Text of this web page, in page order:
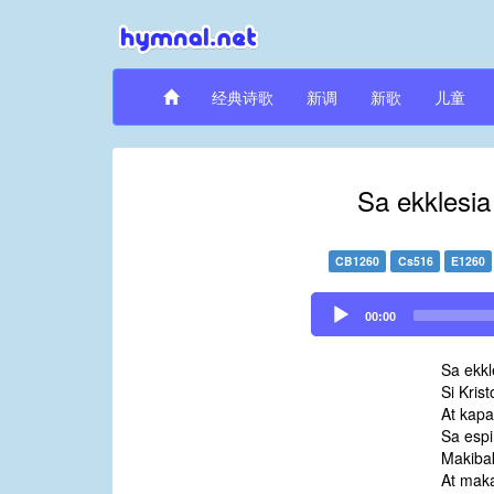
经典诗歌 新调 新歌 儿童
Sa
CB1260 Cs516 E1260
Audio
Player
00:00
Sa
Si
At
Sa
At